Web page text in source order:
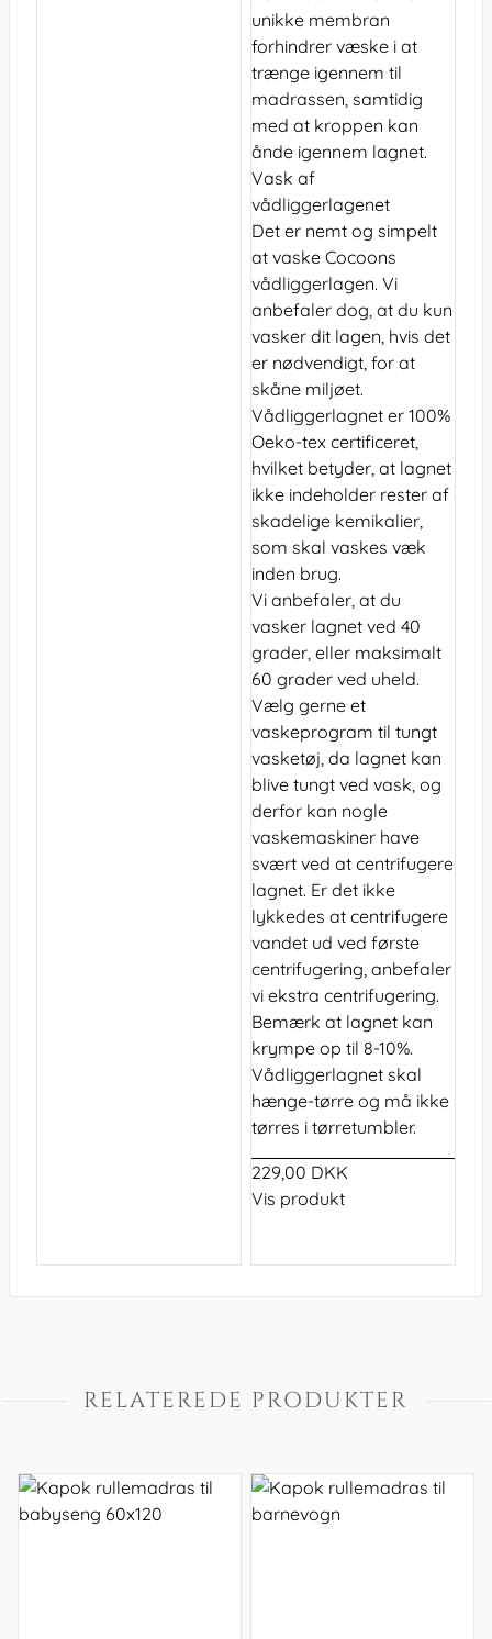
unikke membran
forhindrer væske i at
trænge igennem til
madrassen, samtidig
med at kroppen kan
ånde igennem lagnet.
Vask af
vådliggerlagenet
Det er nemt og simpelt
at vaske Cocoons
vådliggerlagen. Vi
anbefaler dog, at du kun
vasker dit lagen, hvis det
er nødvendigt, for at
skåne miljøet.
Vådliggerlagnet er 100%
Oeko-tex certificeret,
hvilket betyder, at lagnet
ikke indeholder rester af
skadelige kemikalier,
som skal vaskes væk
inden brug.
Vi anbefaler, at du
vasker lagnet ved 40
grader, eller maksimalt
60 grader ved uheld.
Vælg gerne et
vaskeprogram til tungt
vasketøj, da lagnet kan
blive tungt ved vask, og
derfor kan nogle
vaskemaskiner have
svært ved at centrifugere
lagnet. Er det ikke
lykkedes at centrifugere
vandet ud ved første
centrifugering, anbefaler
vi ekstra centrifugering.
Bemærk at lagnet kan
krympe op til 8-10%.
Vådliggerlagnet skal
hænge-tørre og må ikke
tørres i tørretumbler.
229,00 DKK
Vis produkt
RELATEREDE PRODUKTER